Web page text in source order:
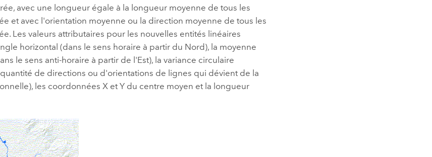
avec une longueur égale à la longueur moyenne de tous les
et avec l'orientation moyenne ou la direction moyenne de tous les
Les valeurs attributaires pour les nouvelles entités linéaires
horizontal (dans le sens horaire à partir du Nord), la moyenne
le sens anti-horaire à partir de l'Est), la variance circulaire
de directions ou d'orientations de lignes qui dévient de la
les coordonnées X et Y du centre moyen et la longueur